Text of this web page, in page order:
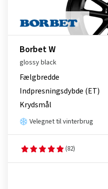
Borbet W
glossy black
Fælgbredde
Indpresnings­dybde (ET)
Krydsmål
Velegnet til vinterbrug
(82)